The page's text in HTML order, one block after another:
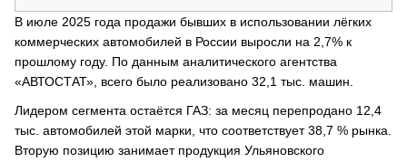
В июле 2025 года продажи бывших в использовании лёгких
коммерческих автомобилей в России выросли на 2,7% к
прошлому году. По данным аналитического агентства
«АВТОСТАТ», всего было реализовано 32,1 тыс. машин.
Лидером сегмента остаётся ГАЗ: за месяц перепродано 12,4
тыс. автомобилей этой марки, что соответствует 38,7 % рынка.
Вторую позицию занимает продукция Ульяновского